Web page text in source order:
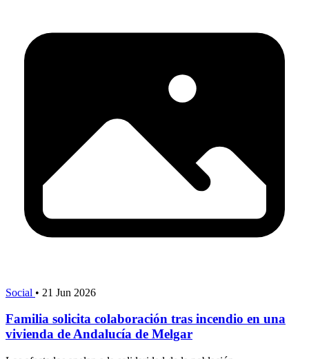
Social • 21 Jun 2026
Familia solicita colaboración tras incendio en una
vivienda de Andalucía de Melgar